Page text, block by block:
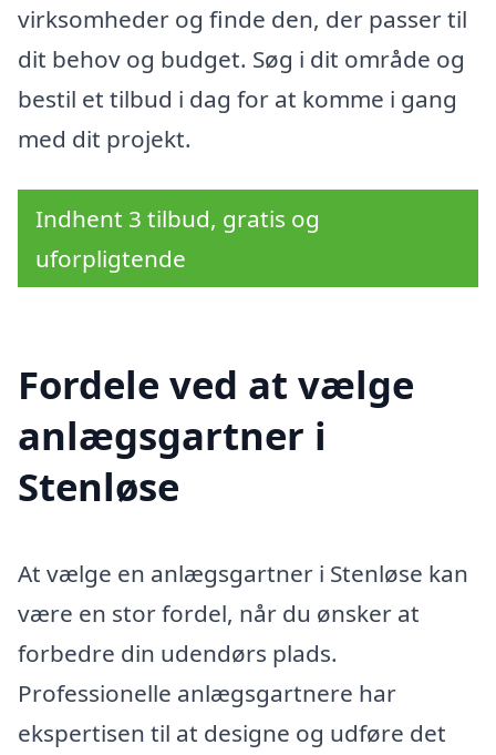
virksomheder og finde den, der passer til
dit behov og budget. Søg i dit område og
bestil et tilbud i dag for at komme i gang
med dit projekt.
Indhent 3 tilbud, gratis og
uforpligtende
Fordele ved at vælge
anlægsgartner i
Stenløse
At vælge en anlægsgartner i Stenløse kan
være en stor fordel, når du ønsker at
forbedre din udendørs plads.
Professionelle anlægsgartnere har
ekspertisen til at designe og udføre det